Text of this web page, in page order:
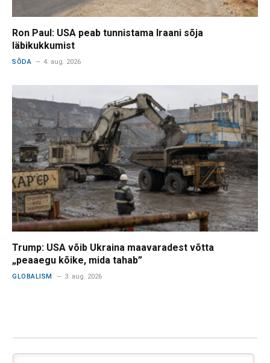
Ron Paul: USA peab tunnistama Iraani sõja
läbikukkumist
SÕDA 4. aug. 2026
Trump: USA võib Ukraina maavaradest võtta
„peaaegu kõike, mida tahab”
GLOBALISM 3. aug. 2026